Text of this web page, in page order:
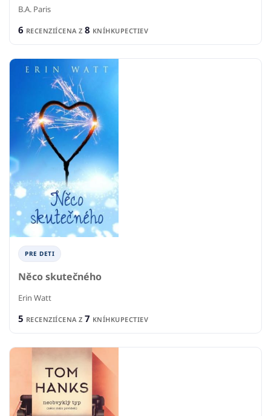
B.A. Paris
6 RECENZIÍCENA Z 8 KNÍHKUPECTIEV
PRE DETI
Něco skutečného
Erin Watt
5 RECENZIÍCENA Z 7 KNÍHKUPECTIEV